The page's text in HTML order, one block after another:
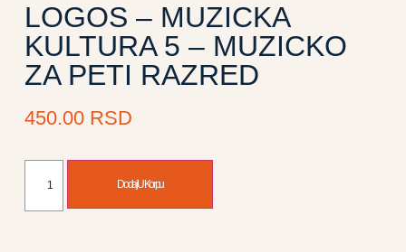
LOGOS – MUZICKA
KULTURA 5 – MUZICKO
ZA PETI RAZRED
450.00 RSD
Dodaj U Korpu